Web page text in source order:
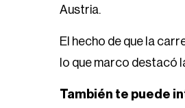
Austria.
El hecho de que la
lo que marco destacó
También te puede